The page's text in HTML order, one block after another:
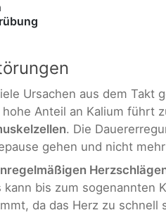
Ursachen aus dem Takt
hohe Anteil an Kalium führt
. Die
gehen und nicht
kann bis zum sogenannten
da das Herz zu schnell